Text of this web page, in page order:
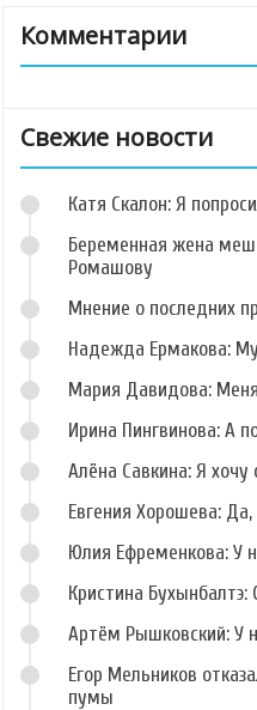
Комментарии
Свежие новости
Катя Скалон: Я
Беременная жена
Ромашову
Мнение о последних
Надежда Ермакова:
Мария Давидова:
Ирина Пингвинова: А
Алёна Савкина: Я хочу
Евгения Хорошева:
Юлия Ефременкова: У
Кристина
Артём Рышковский: У
Егор Мельников
пумы